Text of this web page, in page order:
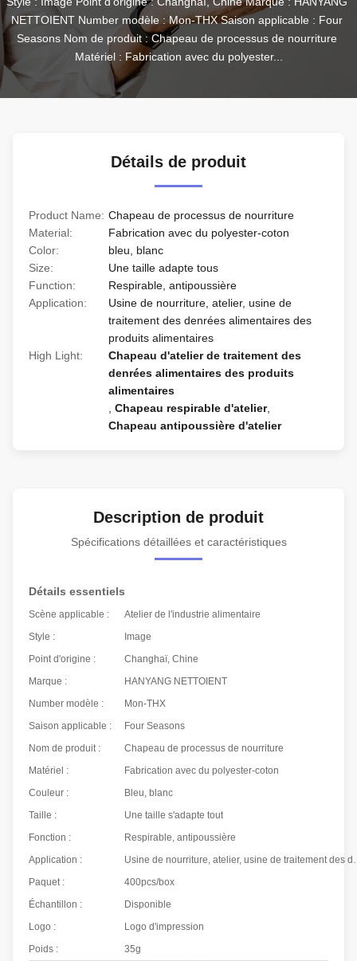
NETTOIENT Number modèle : Mon-THX Saison applicable : Four
Seasons Nom de produit : Chapeau de processus de nourriture
Matériel : Fabrication avec du polyester...
Détails de produit
Product Name: Chapeau de processus de nourriture
Material:
Fabrication avec du polyester-coton
Color:
bleu, blanc
Size:
Une taille adapte tous
Function:
Respirable, antipoussière
Application:
Usine de nourriture, atelier, usine de
traitement des denrées alimentaires des
produits alimentaires
High Light:
Chapeau d'atelier de traitement des
denrées alimentaires des produits
alimentaires
Chapeau respirable d'atelier,
Chapeau antipoussière d'atelier
Description de produit
Spécifications détaillées et caractéristiques
Détails essentiels
Scène applicable :
Atelier de l'industrie alimentaire
Style :
Image
Point d'origine :
Changhaï, Chine
Marque :
HANYANG NETTOIENT
Number modèle :
Mon-THX
Saison applicable :
Four Seasons
Nom de produit :
Chapeau de processus de nourriture
Matériel :
Fabrication avec du polyester-coton
Couleur :
Bleu, blanc
Taille :
Une taille s'adapte tout
Fonction :
Respirable, antipoussière
Application :
Usine de nourriture,
Paquet :
400pcs/box
Échantillon :
Disponible
Logo :
Logo d'impression
Poids :
35g